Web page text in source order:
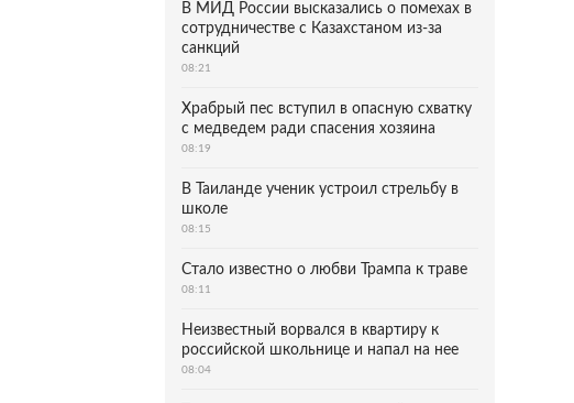
В МИД России высказались о помехах в
сотрудничестве с Казахстаном из-за
санкций
08:21
Храбрый пес вступил в опасную схватку
с медведем ради спасения хозяина
08:19
В Таиланде ученик устроил стрельбу в
школе
08:15
Стало известно о любви Трампа к траве
08:11
Неизвестный ворвался в квартиру к
российской школьнице и напал на нее
08:04